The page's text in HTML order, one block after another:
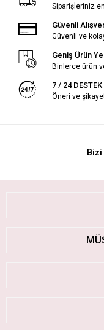
Siparişleriniz
Güvenli
Güvenli ve
Geniş Ürün
Binlerce ürün
7 / 24 DESTEK
Öneri ve
Bizi